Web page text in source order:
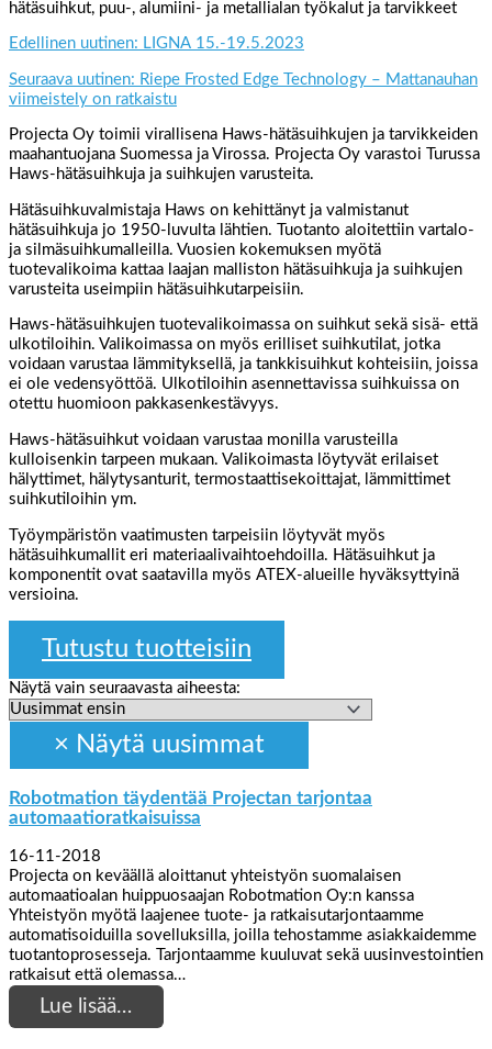
hätäsuihkut, puu-, alumiini- ja metallialan työkalut ja tarvikkeet
Edellinen uutinen: LIGNA 15.-19.5.2023
Seuraava uutinen: Riepe Frosted Edge Technology – Mattanauhan
viimeistely on ratkaistu
Projecta Oy toimii virallisena Haws-hätäsuihkujen ja tarvikkeiden
maahantuojana Suomessa ja Virossa. Projecta Oy varastoi Turussa
Haws-hätäsuihkuja ja suihkujen varusteita.
Hätäsuihkuvalmistaja Haws on kehittänyt ja valmistanut
hätäsuihkuja jo 1950-luvulta lähtien. Tuotanto aloitettiin vartalo-
ja silmäsuihkumalleilla. Vuosien kokemuksen myötä
tuotevalikoima kattaa laajan malliston hätäsuihkuja ja suihkujen
varusteita useimpiin hätäsuihkutarpeisiin.
Haws-hätäsuihkujen tuotevalikoimassa on suihkut sekä sisä- että
ulkotiloihin. Valikoimassa on myös erilliset suihkutilat, jotka
voidaan varustaa lämmityksellä, ja tankkisuihkut kohteisiin, joissa
ei ole vedensyöttöä. Ulkotiloihin asennettavissa suihkuissa on
otettu huomioon pakkasenkestävyys.
Haws-hätäsuihkut voidaan varustaa monilla varusteilla
kulloisenkin tarpeen mukaan. Valikoimasta löytyvät erilaiset
hälyttimet, hälytysanturit, termostaattisekoittajat, lämmittimet
suihkutiloihin ym.
Työympäristön vaatimusten tarpeisiin löytyvät myös
hätäsuihkumallit eri materiaalivaihtoehdoilla. Hätäsuihkut ja
komponentit ovat saatavilla myös ATEX-alueille hyväksyttyinä
versioina.
Tutustu tuotteisiin
Näytä vain seuraavasta aiheesta:
Robotmation täydentää Projectan tarjontaa
automaatioratkaisuissa
16-11-2018
Projecta on keväällä aloittanut yhteistyön suomalaisen
automaatioalan huippuosaajan Robotmation Oy:n kanssa
Yhteistyön myötä laajenee tuote- ja ratkaisutarjontaamme
automatisoiduilla sovelluksilla, joilla tehostamme asiakkaidemme
tuotantoprosesseja. Tarjontaamme kuuluvat sekä uusinvestointien
ratkaisut että olemassa…
Lue lisää…